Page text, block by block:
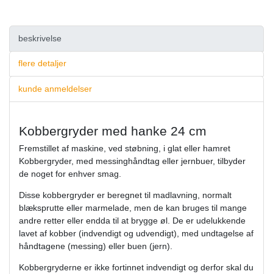
beskrivelse
flere detaljer
kunde anmeldelser
Kobbergryder med hanke 24 cm
Fremstillet af maskine, ved støbning, i glat eller hamret
Kobbergryder, med messinghåndtag eller jernbuer, tilbyder
de noget for enhver smag.
Disse kobbergryder er beregnet til madlavning, normalt
blæksprutte eller marmelade, men de kan bruges til mange
andre retter eller endda til at brygge øl. De er udelukkende
lavet af kobber (indvendigt og udvendigt), med undtagelse af
håndtagene (messing) eller buen (jern).
Kobbergryderne er ikke fortinnet indvendigt og derfor skal du